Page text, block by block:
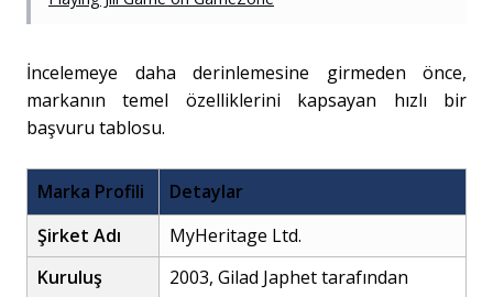
İncelemeye daha derinlemesine girmeden önce,
markanın temel özelliklerini kapsayan hızlı bir
başvuru tablosu.
Marka Profili
Detaylar
Şirket Adı
MyHeritage Ltd.
Kuruluş
2003, Gilad Japhet tarafından